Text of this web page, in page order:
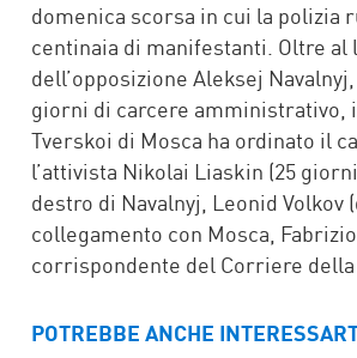
domenica scorsa in cui la polizia
centinaia di manifestanti. Oltre al
dell’opposizione Aleksej
giorni di carcere amministrativo,
Tverskoi di Mosca ha ordinato il
l’attivista Nikolai Liaskin (25
destro di Navalnyj, Leonid Volkov
collegamento con Mosca,
corrispondente del Corriere della
POTREBBE ANCHE